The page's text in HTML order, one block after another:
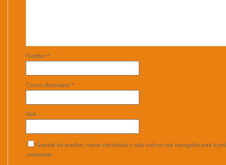
Nombre *
Correo electrónico *
Web
Guardar mi nombre, correo electrónico y sitio web en este navegador para la
comentario.